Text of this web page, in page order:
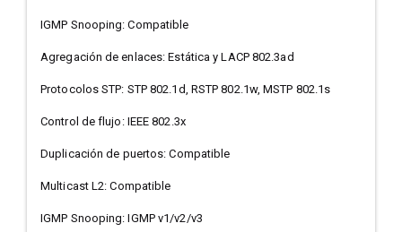
IGMP Snooping: Compatible
Agregación de enlaces: Estática y LACP 802.3ad
Protocolos STP: STP 802.1d, RSTP 802.1w, MSTP 802.1s
Control de flujo: IEEE 802.3x
Duplicación de puertos: Compatible
Multicast L2: Compatible
IGMP Snooping: IGMP v1/v2/v3